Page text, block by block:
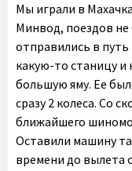
Мы играли в
Минвод, поездов
отправились в
какую-то станицу и
большую яму. Ее
сразу 2 колеса. Со
ближайшего
Оставили машину
времени до вылета